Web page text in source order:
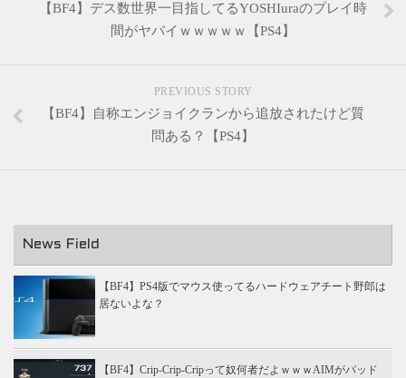
【BF4】デス数世界一目指してるYOSHIuraのプレイ時
間がヤバイｗｗｗｗｗ【PS4】
PREVIOUS STORY
【BF4】自称エンジョイクランから追放されたけど質
問ある？【PS4】
News Field
【BF4】PS4版でマウス使ってるハードウェアチート野郎は
居ないよな？
【BF4】Crip-Crip-Cripって奴何者だよｗｗｗAIMがパッド